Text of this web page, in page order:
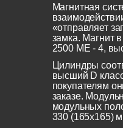
Магнитная
«отправляет
замка. Магнит
2500 ME - 4,
Цилиндры
высший D
покупателям
заказе.
модульных
330 (165х165)